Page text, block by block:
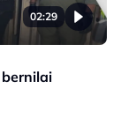
02:29